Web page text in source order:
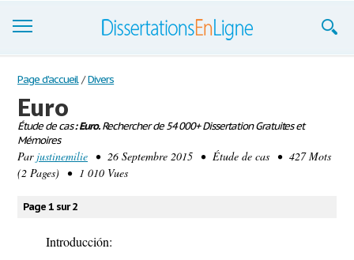
Dissertations
S'inscrire
Se connecter
Contactez-nous
Page d'accueil / Divers
Euro
Étude de cas: Euro.Rechercher de 54 000+ Dissertation Gratuites et
Mémoires
Par justinemilie • 26 Septembre 2015 • Étude de cas • 427 Mots
(2 Pages) • 1 010 Vues
Page 1 sur 2
Introducción: